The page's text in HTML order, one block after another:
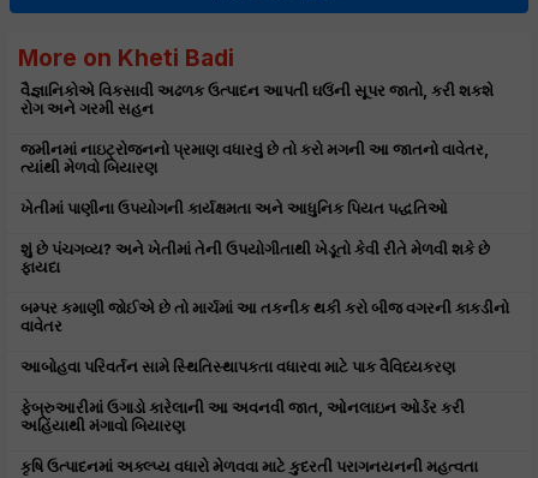
More on Kheti Badi
વૈજ્ઞાનિકોએ વિકસાવી અઢળક ઉત્પાદન આપતી ઘઉંની સૂપર જાતો, કરી શકશે
રોગ અને ગરમી સહન
જમીનમાં નાઇટ્રોજનનો પ્રમાણ વધારવું છે તો કરો મગની આ જાતનો વાવેતર,
ત્યાંથી મેળવો બિયારણ
ખેતીમાં પાણીના ઉપયોગની કાર્યક્ષમતા અને આધુનિક પિયત પદ્ધતિઓ
શું છે પંચગવ્ય? અને ખેતીમાં તેની ઉપયોગીતાથી ખેડૂતો કેવી રીતે મેળવી શકે છે
ફાયદા
બમ્પર કમાણી જોઈએ છે તો માર્ચમાં આ તકનીક થકી કરો બીજ વગરની કાકડીનો
વાવેતર
આબોહવા પરિવર્તન સામે સ્થિતિસ્થાપકતા વધારવા માટે પાક વૈવિધ્યકરણ
ફેબ્રુઆરીમાં ઉગાડો કારેલાની આ અવનવી જાત, ઓનલાઇન ઓર્ડર કરી
અહિંયાથી મંગાવો બિયારણ
કૃષિ ઉત્પાદનમાં અક્લ્પ્ય વધારો મેળવવા માટે કુદરતી પરાગનયનની મહત્વતા